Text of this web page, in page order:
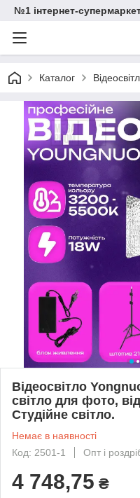
№1 інтернет-
Каталог
Відеосвітло
світло для фото,
Студійне світло.
Немає в наявності
Код: 2501-1
Опт і
4 748,75 ₴